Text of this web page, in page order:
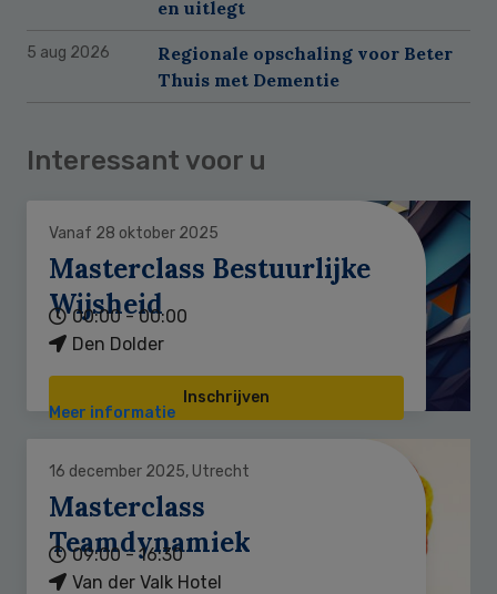
en uitlegt
5 aug 2026
Regionale opschaling voor Beter
Thuis met Dementie
Interessant voor u
Vanaf 28 oktober 2025
Masterclass Bestuurlijke
Wijsheid
00:00 - 00:00
Den Dolder
Inschrijven
Meer informatie
16 december 2025, Utrecht
Masterclass
Teamdynamiek
09:00 - 16:30
Van der Valk Hotel